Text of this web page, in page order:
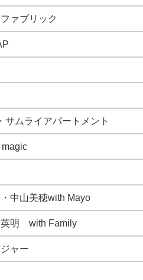
ァブリック
サムライアパートメント
magic
中山美穂with Mayo
英明 with Family
ャー